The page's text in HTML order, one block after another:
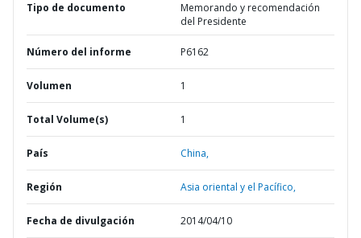
Tipo de documento
Memorando y recomendación
del Presidente
Número del informe P6162
Volumen 1
Total Volume(s) 1
País China,
Región Asia oriental y el Pacífico,
Fecha de divulgación 2014/04/10